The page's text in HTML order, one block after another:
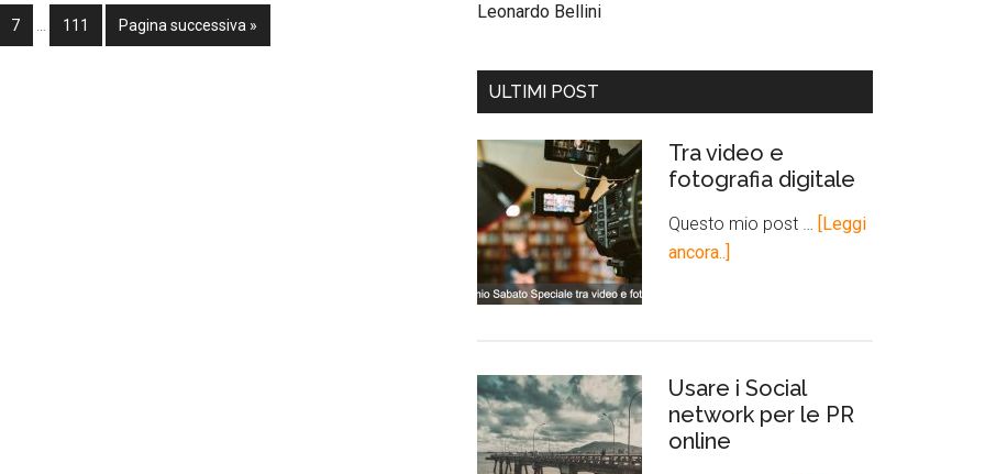
7 111 Pagina successiva »
Leonardo Bellini
ULTIMI POST
Tra video e
fotografia digitale
Questo mio post …
[Leggi
ancora..]
Usare i Social
network per le PR
online